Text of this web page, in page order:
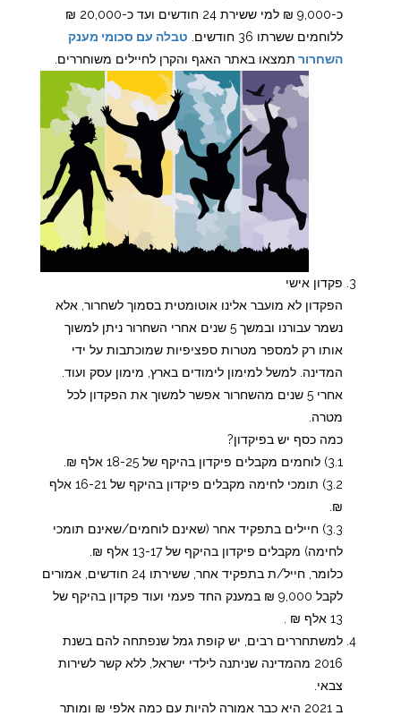
כ-9,000 ₪ למי ששירת 24 חודשים ועד כ-20,000 ₪
ללוחמים ששרתו 36 חודשים.
טבלה עם סכומי מענק
השחרור תמצאו באתר האגף והקרן לחיילים משוחררים.
פקדון אישי
הפקדון לא מועבר אלינו אוטומטית בסמוך לשחרור, אלא
נשמר עבורנו ובמשך 5 שנים אחרי השחרור ניתן למשוך
אותו רק למספר מטרות ספציפיות שמוכתבות על ידי
המדינה. למשל למימון לימודים בארץ, מימון עסק ועוד.
אחרי 5 שנים מהשחרור אפשר למשוך את הפקדון לכל
מטרה.
כמה כסף יש בפיקדון?
3.1) לוחמים מקבלים פיקדון בהיקף של 18-25 אלף ₪.
3.2) תומכי לחימה מקבלים פיקדון בהיקף של 16-21 אלף
₪.
3.3) חיילים בתפקיד אחר (שאינם לוחמים/שאינם תומכי
לחימה) מקבלים פיקדון בהיקף של 13-17 אלף ₪.
כלומר, חייל/ת בתפקיד אחר, ששירתו 24 חודשים, אמורים
לקבל 9,000 ₪ במענק החד פעמי ועוד פקדון בהיקף של
13 אלף ₪ .
למשתחררים רבים, יש קופת גמל שנפתחה להם בשנת
2016 מהמדינה שניתנה לילדי ישראל, ללא קשר לשירות
צבאי.
ב 2021 היא כבר אמורה להיות עם כמה אלפי ₪ ומותר